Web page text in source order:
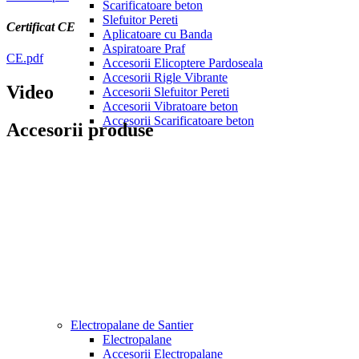
Scarificatoare beton
Slefuitor Pereti
Aplicatoare cu Banda
Aspiratoare Praf
Accesorii Elicoptere Pardoseala
Accesorii Rigle Vibrante
Accesorii Slefuitor Pereti
Accesorii Vibratoare beton
Accesorii Scarificatoare beton
Electropalane de Santier
Electropalane
Accesorii Electropalane
Certificat CE
CE.pdf
Video
Accesorii produse